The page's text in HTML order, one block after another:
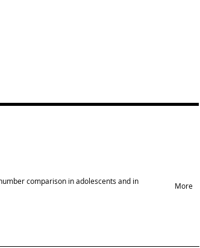
comparison in adolescents and in
More